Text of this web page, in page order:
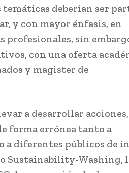
deberían ser
y con mayor énfasis, en
sin
con una oferta
y magister de
a desarrollar acciones,
forma errónea tanto a
a diferentes públicos de
Sustainability-Washing,